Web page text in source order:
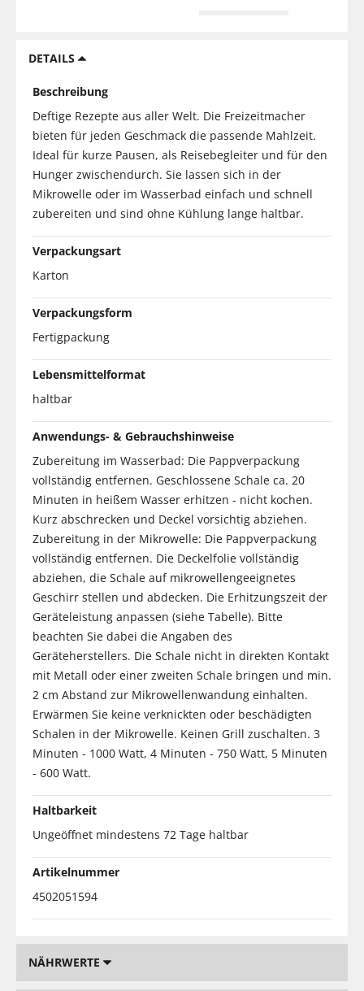
DETAILS
Beschreibung
Deftige Rezepte aus aller Welt. Die Freizeitmacher
bieten für jeden Geschmack die passende Mahlzeit.
Ideal für kurze Pausen, als Reisebegleiter und für den
Hunger zwischendurch. Sie lassen sich in der
Mikrowelle oder im Wasserbad einfach und schnell
zubereiten und sind ohne Kühlung lange haltbar.
Verpackungsart
Karton
Verpackungsform
Fertigpackung
Lebensmittelformat
haltbar
Anwendungs- & Gebrauchshinweise
Zubereitung im Wasserbad: Die Pappverpackung
vollständig entfernen. Geschlossene Schale ca. 20
Minuten in heißem Wasser erhitzen - nicht kochen.
Kurz abschrecken und Deckel vorsichtig abziehen.
Zubereitung in der Mikrowelle: Die Pappverpackung
vollständig entfernen. Die Deckelfolie vollständig
abziehen, die Schale auf mikrowellengeeignetes
Geschirr stellen und abdecken. Die Erhitzungszeit der
Geräteleistung anpassen (siehe Tabelle). Bitte
beachten Sie dabei die Angaben des
Geräteherstellers. Die Schale nicht in direkten Kontakt
mit Metall oder einer zweiten Schale bringen und min.
2 cm Abstand zur Mikrowellenwandung einhalten.
Erwärmen Sie keine verknickten oder beschädigten
Schalen in der Mikrowelle. Keinen Grill zuschalten. 3
Minuten - 1000 Watt, 4 Minuten - 750 Watt, 5 Minuten
- 600 Watt.
Haltbarkeit
Ungeöffnet mindestens 72 Tage haltbar
Artikelnummer
4502051594
NÄHRWERTE